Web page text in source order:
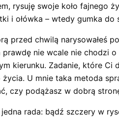
rysuję swoje koło fajnego
i ołówka – wtedy gumka
przed chwilą narysowałeś
nie wcale nie chodzi
kierunku. Zadanie, które
U mnie taka metoda
czy podążasz w dobrą
rada: bądź szczery w